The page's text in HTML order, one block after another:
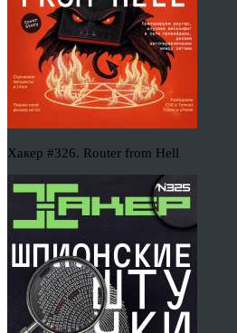
Хакер #326. Router from Hell